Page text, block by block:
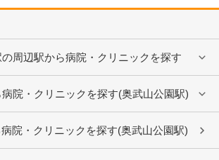
周辺駅から病院・クリニックを探す
院・クリニックを探す(奥武山公園駅)
院・クリニックを探す(奥武山公園駅)